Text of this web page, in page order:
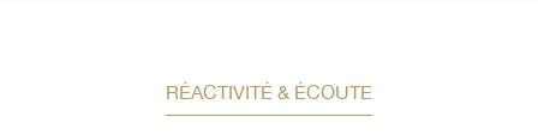
RÉACTIVITÉ & ÉCOUTE